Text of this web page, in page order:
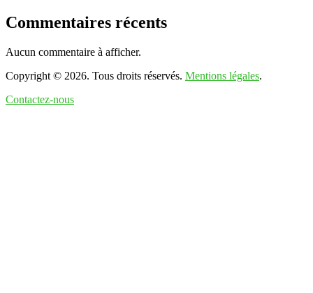
Commentaires récents
Aucun commentaire à afficher.
Copyright © 2026. Tous droits réservés. Mentions légales.
Contactez-nous